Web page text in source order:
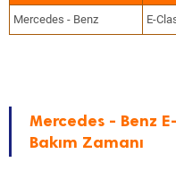
Mercedes - Benz E-
Mercedes - Benz
Bakım Zamanı